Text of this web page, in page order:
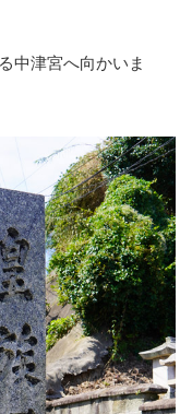
中津宮へ向かいま